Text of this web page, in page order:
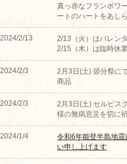
真っ赤なフランボワ
ートのハートをあし
2024/2/13
2/13（火）はバレン
2/15（木）は臨時休
2024/2/3
2月3日(土) 節分祭に
商品
2024/2/3
2月3日(土) セルビス
様の無病息災を切に
2024/1/4
令和6年能登半島地
い申し上げます